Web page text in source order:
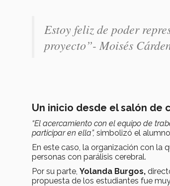
Estoy feliz de poder
proyecto”- Moisés
Un inicio desde el salón de
“El acercamiento con el equipo de
participar en ella”, simbolizó el
En este caso, la organización con la
personas con parálisis cerebral.
Por su parte, Yolanda Burgos,
propuesta de los estudiantes fue